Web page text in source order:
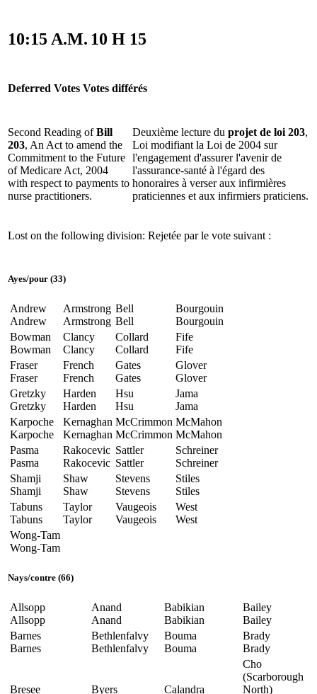
10:15 A.M. 10 H 15
Deferred Votes Votes différés
Second Reading ofBill
203, An Act to amend the
Commitment to the Future
of Medicare Act, 2004
with respect to payments to
nurse practitioners.
Deuxième lecture du projet de loi 203,
Loi modifiant la Loi de 2004 sur
l'engagement d'assurer l'avenir de
l'assurance-santé à l'égard des
honoraires à verser aux infirmières
praticiennes et aux infirmiers praticiens.
Lost on the following division: Rejetée par le vote suivant :
Ayes/pour (33)
Andrew
Andrew
Armstrong
Armstrong
Bell
Bell
Bourgouin
Bourgouin
Bowman
Bowman
Clancy
Clancy
Collard
Collard
Fife
Fife
Fraser
Fraser
French
French
Gates
Gates
Glover
Glover
Gretzky
Gretzky
Harden
Harden
Hsu
Hsu
Jama
Jama
Karpoche
Karpoche
Kernaghan
Kernaghan
McCrimmon
McCrimmon
McMahon
McMahon
Pasma
Pasma
Rakocevic
Rakocevic
Sattler
Sattler
Schreiner
Schreiner
Shamji
Shamji
Shaw
Shaw
Stevens
Stevens
Stiles
Stiles
Tabuns
Tabuns
Taylor
Taylor
Vaugeois
Vaugeois
West
West
Wong-Tam
Wong-Tam
Nays/contre (66)
Allsopp
Allsopp
Anand
Anand
Babikian
Babikian
Bailey
Bailey
Barnes
Barnes
Bethlenfalvy
Bethlenfalvy
Bouma
Bouma
Brady
Brady
Bresee
Byers
Calandra
Cho
(Scarborough
North)